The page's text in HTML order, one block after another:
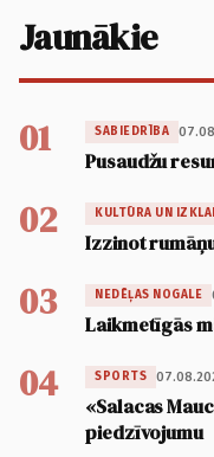
Jaunākie
01 SABIEDRĪBA
Pusaudžu
02 KULTŪRA UN
Izzinot
03 NEDĒĻAS NOGALE
Laikmetīgās
04 SPORTS
«Salacas
piedzīvojumu